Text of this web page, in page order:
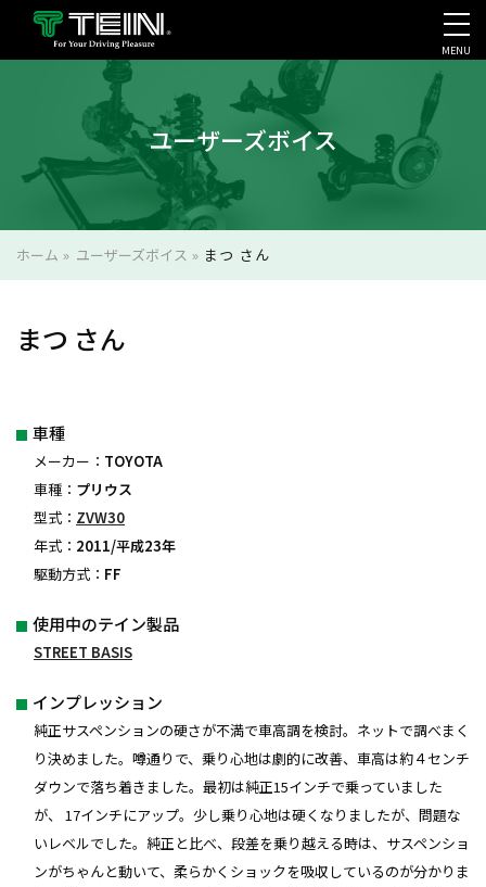
会社案内・採用・IR
MENU
ユーザーズボイス
ホーム » ユーザーズボイス » まつ さん
まつ さん
車種
メーカー： TOYOTA
車種： プリウス
型式： ZVW30
年式： 2011/平成23年
駆動方式： FF
使用中のテイン製品
STREET BASIS
インプレッション
純正サスペンションの硬さが不満で車高調を検討。ネットで調べまく
り決めました。噂通りで、乗り心地は劇的に改善、車高は約４センチ
ダウンで落ち着きました。最初は純正15インチで乗っていました
が、 17インチにアップ。少し乗り心地は硬くなりましたが、問題な
いレベルでした。純正と比べ、段差を乗り越える時は、サスペンショ
ンがちゃんと動いて、柔らかくショックを吸収しているのが分かりま